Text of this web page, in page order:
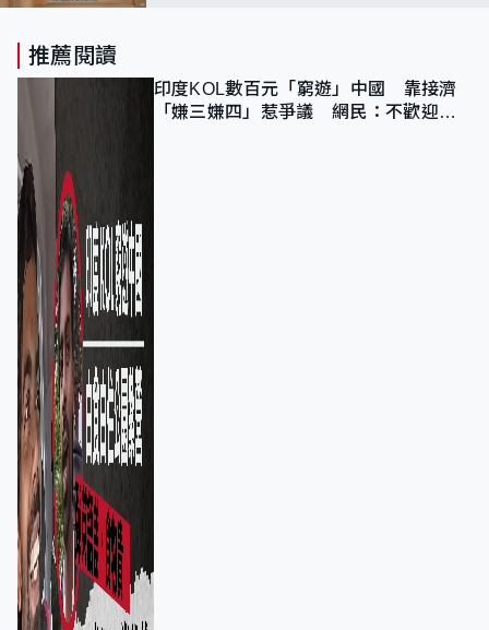
推薦閱讀
印度KOL數百元「窮遊」中國 靠接濟
「嫌三嫌四」惹爭議 網民：不歡迎劣